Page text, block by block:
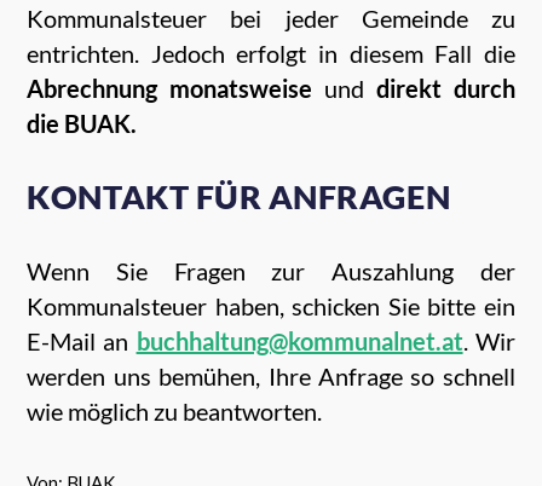
Kommunalsteuer bei jeder Gemeinde zu
entrichten. Jedoch erfolgt in diesem Fall die
Abrechnung monatsweise und direkt durch
die BUAK.
KONTAKT FÜR ANFRAGEN
Wenn Sie Fragen zur Auszahlung der
Kommunalsteuer haben, schicken Sie bitte ein
E-Mail an buchhaltung@kommunalnet.at. Wir
werden uns bemühen, Ihre Anfrage so schnell
wie möglich zu beantworten.